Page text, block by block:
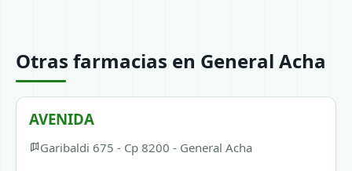
Otras farmacias en General Acha
AVENIDA
Garibaldi 675 - Cp 8200 - General Acha